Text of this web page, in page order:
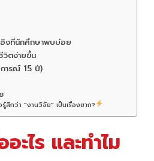
อิงที่นักศึกษาพบบ่อย
วิตง่ายขึ้น
ารณ์ 15 ปี)
สึกว่า "งานวิจัย" เป็นเรื่องยาก?
ะไร และทำไม